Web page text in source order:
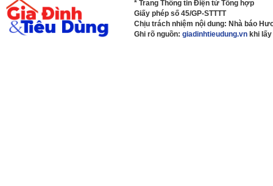
* Trang Thông tin Điện tử Tổng hợp
Giấy phép số 45/GP-STTTT
Chịu trách nhiệm nội dung: Nhà báo
Ghi rõ nguồn: giadinhtieudung.vn khi